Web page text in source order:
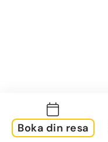
Boka din resa